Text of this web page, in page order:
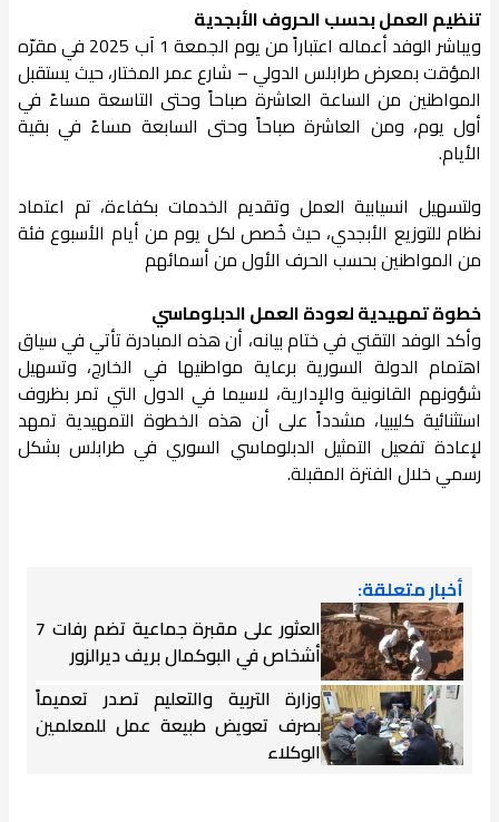
تنظيم العمل بحسب الحروف الأبجدية
ويباشر الوفد أعماله اعتباراً من يوم الجمعة 1 آب 2025 في مقرّه
المؤقت بمعرض طرابلس الدولي – شارع عمر المختار، حيث يستقبل
المواطنين من الساعة العاشرة صباحاً وحتى التاسعة مساءً في
أول يوم، ومن العاشرة صباحاً وحتى السابعة مساءً في بقية
الأيام.
ولتسهيل انسيابية العمل وتقديم الخدمات بكفاءة، تم اعتماد
نظام للتوزيع الأبجدي، حيث خُصص لكل يوم من أيام الأسبوع فئة
من المواطنين بحسب الحرف الأول من أسمائهم
خطوة تمهيدية لعودة العمل الدبلوماسي
وأكد الوفد التقني في ختام بيانه، أن هذه المبادرة تأتي في سياق
اهتمام الدولة السورية برعاية مواطنيها في الخارج، وتسهيل
شؤونهم القانونية والإدارية، لاسيما في الدول التي تمر بظروف
استثنائية كليبيا، مشدداً على أن هذه الخطوة التمهيدية تمهد
لإعادة تفعيل التمثيل الدبلوماسي السوري في طرابلس بشكل
رسمي خلال الفترة المقبلة.
أخبار متعلقة:
العثور على مقبرة جماعية تضم رفات 7
أشخاص في البوكمال بريف ديرالزور
وزارة التربية والتعليم تصدر تعميماً
بصرف تعويض طبيعة عمل للمعلمين
الوكلاء